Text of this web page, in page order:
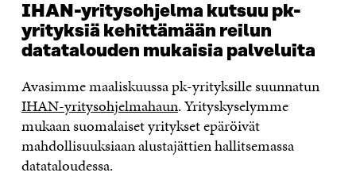
IHAN-yritysohjelma kutsuu pk-
yrityksiä kehittämään reilun
datatalouden mukaisia palveluita
Avasimme maaliskuussa pk-yrityksille suunnatun
IHAN-yritysohjelmahaun. Yrityskyselymme
mukaan suomalaiset yritykset epäröivät
mahdollisuuksiaan alustajättien hallitsemassa
datataloudessa.